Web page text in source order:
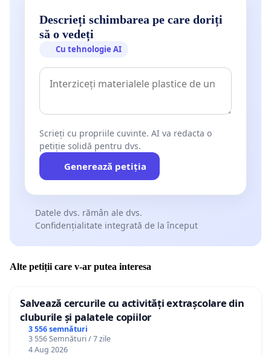
Descrieți schimbarea pe care doriți
să o vedeți
Cu tehnologie AI
Scrieți cu propriile cuvinte. AI va redacta o
petiție solidă pentru dvs.
Generează petiția
Datele dvs. rămân ale dvs.
Confidențialitate integrată de la început
Alte petiții care v-ar putea interesa
Salvează cercurile cu activități extrașcolare din
cluburile și palatele copiilor
3 556 semnături
3 556 Semnături / 7 zile
4 Aug 2026